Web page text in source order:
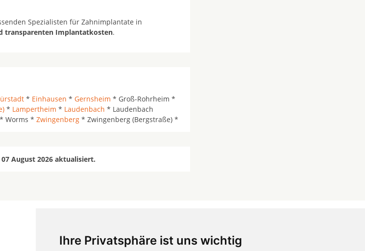
Ihre Privatsphäre ist uns wichtig
Spezialisten für Zahnimplantate in
transparenten Implantatkosten.
* Einhausen * Gernsheim * Groß-Rohrheim *
* Lampertheim * Laudenbach * Laudenbach
* Worms * Zwingenberg * Zwingenberg (Bergstraße) *
August 2026 aktualisiert.
mehr ...